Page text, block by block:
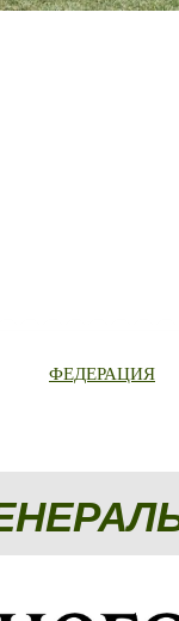
ФЕДЕРАЦИЯ